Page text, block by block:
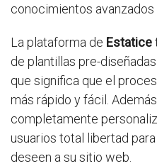
conocimientos
La plataforma de Estatice
de plantillas pre-
que significa que el
más rápido y fácil.
completamente
usuarios total libertad
deseen a su sitio web.